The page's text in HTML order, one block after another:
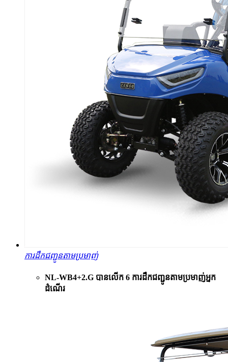
ការដឹកជញ្ជូនតាមប្រមាញ់
NL-WB4+2.G បានលើក 6 ការដឹកជញ្ជូនតាមប្រមាញ់អ្នក
ដំណើរ